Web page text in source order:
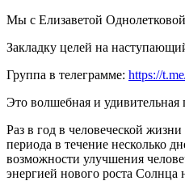
Мы с Елизаветой
Закладку целей на
Группа в телеграмме: https://
Это волшебная и удивительная
Раз в год в человеческой
периода в течение несколько
возможности улучшения
энергией нового роста Солнца